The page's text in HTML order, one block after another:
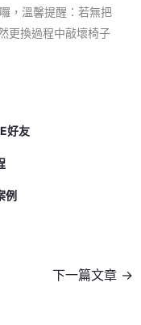
，溫馨提醒：若無把
更換過程中敲壞椅子
好友
例
下一篇文章 →